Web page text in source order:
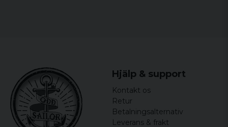
Hjälp & support
Kontakt os
Retur
Betalningsalternativ
Leverans & frakt